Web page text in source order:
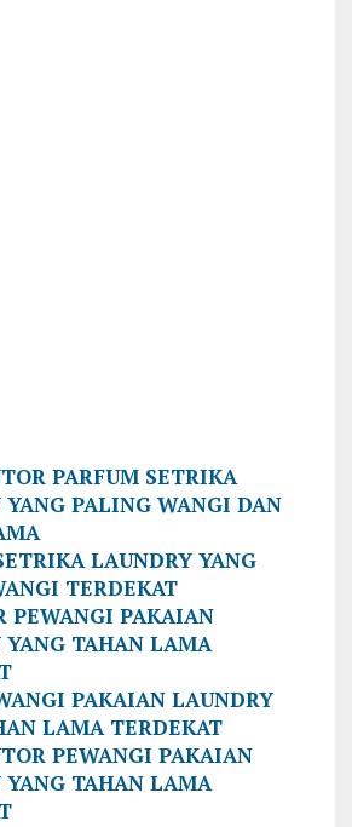
PARFUM SETRIKA
YANG PALING WANGI DAN
LAUNDRY YANG
TERDEKAT
PEWANGI PAKAIAN
YANG TAHAN LAMA
PAKAIAN LAUNDRY
LAMA TERDEKAT
PEWANGI PAKAIAN
YANG TAHAN LAMA